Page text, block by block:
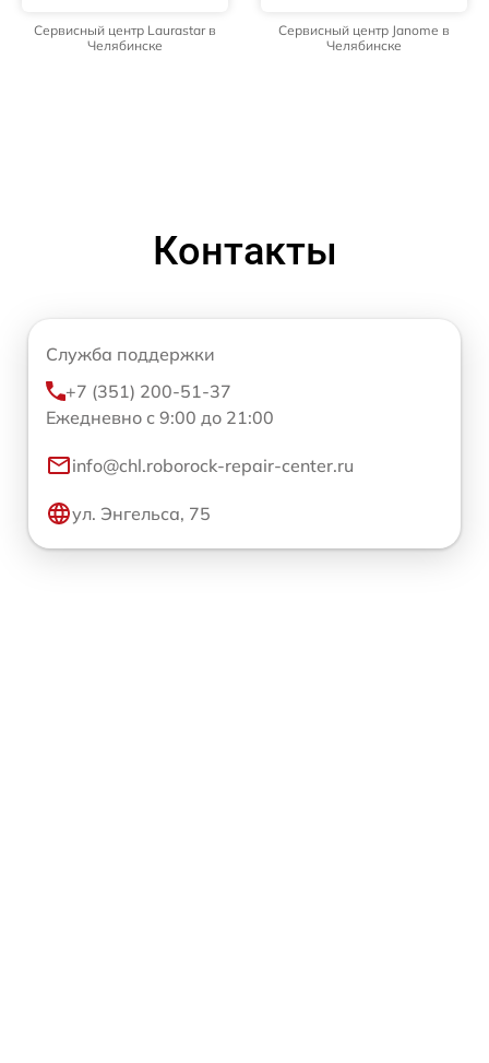
Сервисный центр Laurastar в
Челябинске
Сервисный центр Janome в
Челябинске
Контакты
Служба поддержки
+7 (351) 200-51-37
Ежедневно с 9:00 до 21:00
info@chl.roborock-repair-center.ru
ул. Энгельса, 75